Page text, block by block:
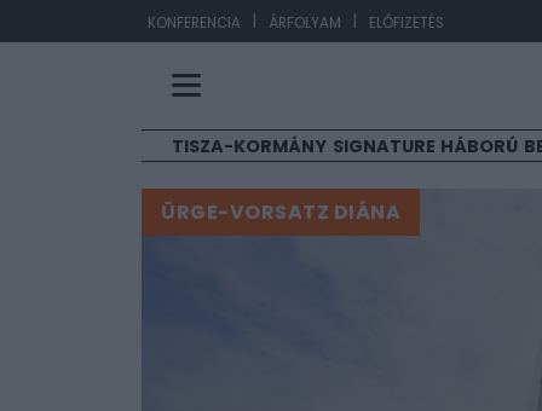
KONFERENCIA | ÁRFOLYAM | ELŐFIZETÉS
TISZA-KORMÁNY SIGNATURE HÁBORÚ
ÜRGE-VORSATZ DIÁNA